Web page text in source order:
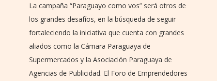
La campaña “Paraguayo como vos” será otros de
los grandes desafíos, en la búsqueda de seguir
fortaleciendo la iniciativa que cuenta con grandes
aliados como la Cámara Paraguaya de
Supermercados y la Asociación Paraguaya de
Agencias de Publicidad. El Foro de Emprendedores